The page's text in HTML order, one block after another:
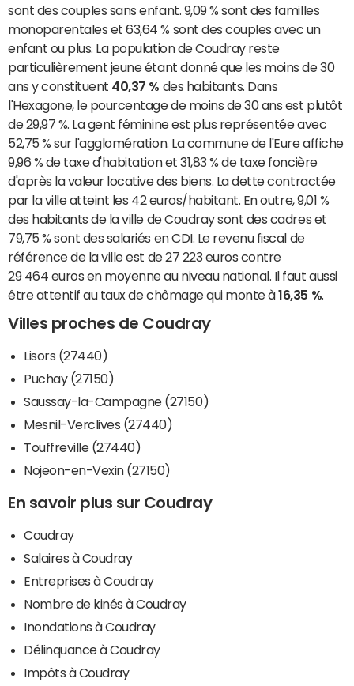
sont des couples sans enfant. 9,09 % sont des familles
monoparentales et 63,64 % sont des couples avec un
enfant ou plus. La population de Coudray reste
particulièrement jeune étant donné que les moins de 30
ans y constituent 40,37 % des habitants. Dans
l'Hexagone, le pourcentage de moins de 30 ans est plutôt
de 29,97 %. La gent féminine est plus représentée avec
52,75 % sur l'agglomération. La commune de l'Eure affiche
9,96 % de taxe d'habitation et 31,83 % de taxe foncière
d'après la valeur locative des biens. La dette contractée
par la ville atteint les 42 euros/habitant. En outre, 9,01 %
des habitants de la ville de Coudray sont des cadres et
79,75 % sont des salariés en CDI. Le revenu fiscal de
référence de la ville est de 27 223 euros contre
29 464 euros en moyenne au niveau national. Il faut aussi
être attentif au taux de chômage qui monte à16,35 %.
Villes proches de Coudray
Lisors (27440)
Puchay (27150)
Saussay-la-Campagne (27150)
Mesnil-Verclives (27440)
Touffreville (27440)
Nojeon-en-Vexin (27150)
En savoir plus sur Coudray
Coudray
Salaires à Coudray
Entreprises à Coudray
Nombre de kinés à Coudray
Inondations à Coudray
Délinquance à Coudray
Impôts à Coudray